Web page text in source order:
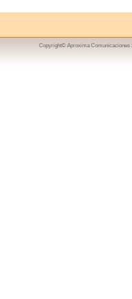
Copyright© Aproxima Comunicaciones